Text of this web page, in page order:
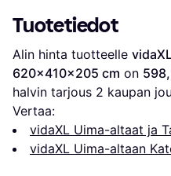
Tuotetiedot
Alin hinta tuotteelle
620x410x205 cm on
halvin tarjous 2 kaupan
Vertaa:
vidaXL Uima-altaat ja
vidaXL Uima-altaan